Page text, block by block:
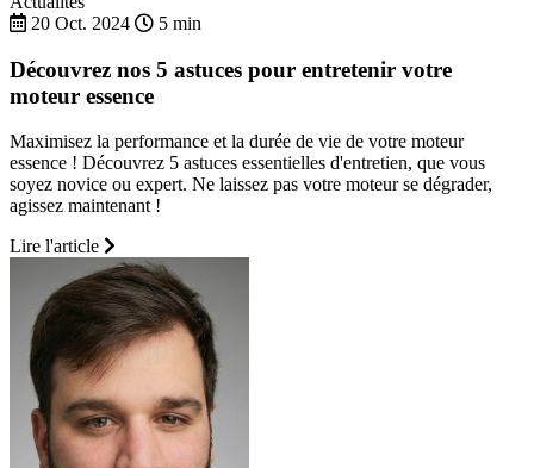
20 Oct. 2024
5 min
Découvrez nos 5 astuces pour entretenir votre
moteur essence
Maximisez la performance et la durée de vie de votre moteur
essence ! Découvrez 5 astuces essentielles d'entretien, que vous
soyez novice ou expert. Ne laissez pas votre moteur se dégrader,
agissez maintenant !
Lire l'article